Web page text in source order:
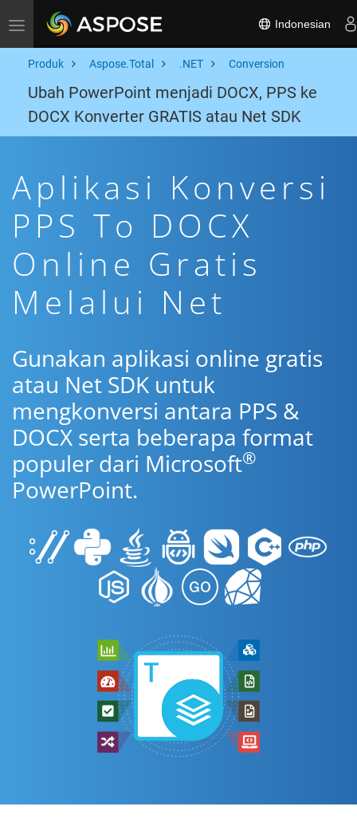
Toggle navigation Indonesian
Produk Aspose.Total .NET Conversion
Ubah PowerPoint menjadi DOCX, PPS ke
DOCX Konverter GRATIS atau Net SDK
Aplikasi Konversi
PPS To DOCX
Online Gratis
Melalui Net
Gunakan aplikasi online gratis
atau Net SDK untuk
mengkonversi antara PPS &
DOCX serta beberapa format
populer dari Microsoft®
PowerPoint.